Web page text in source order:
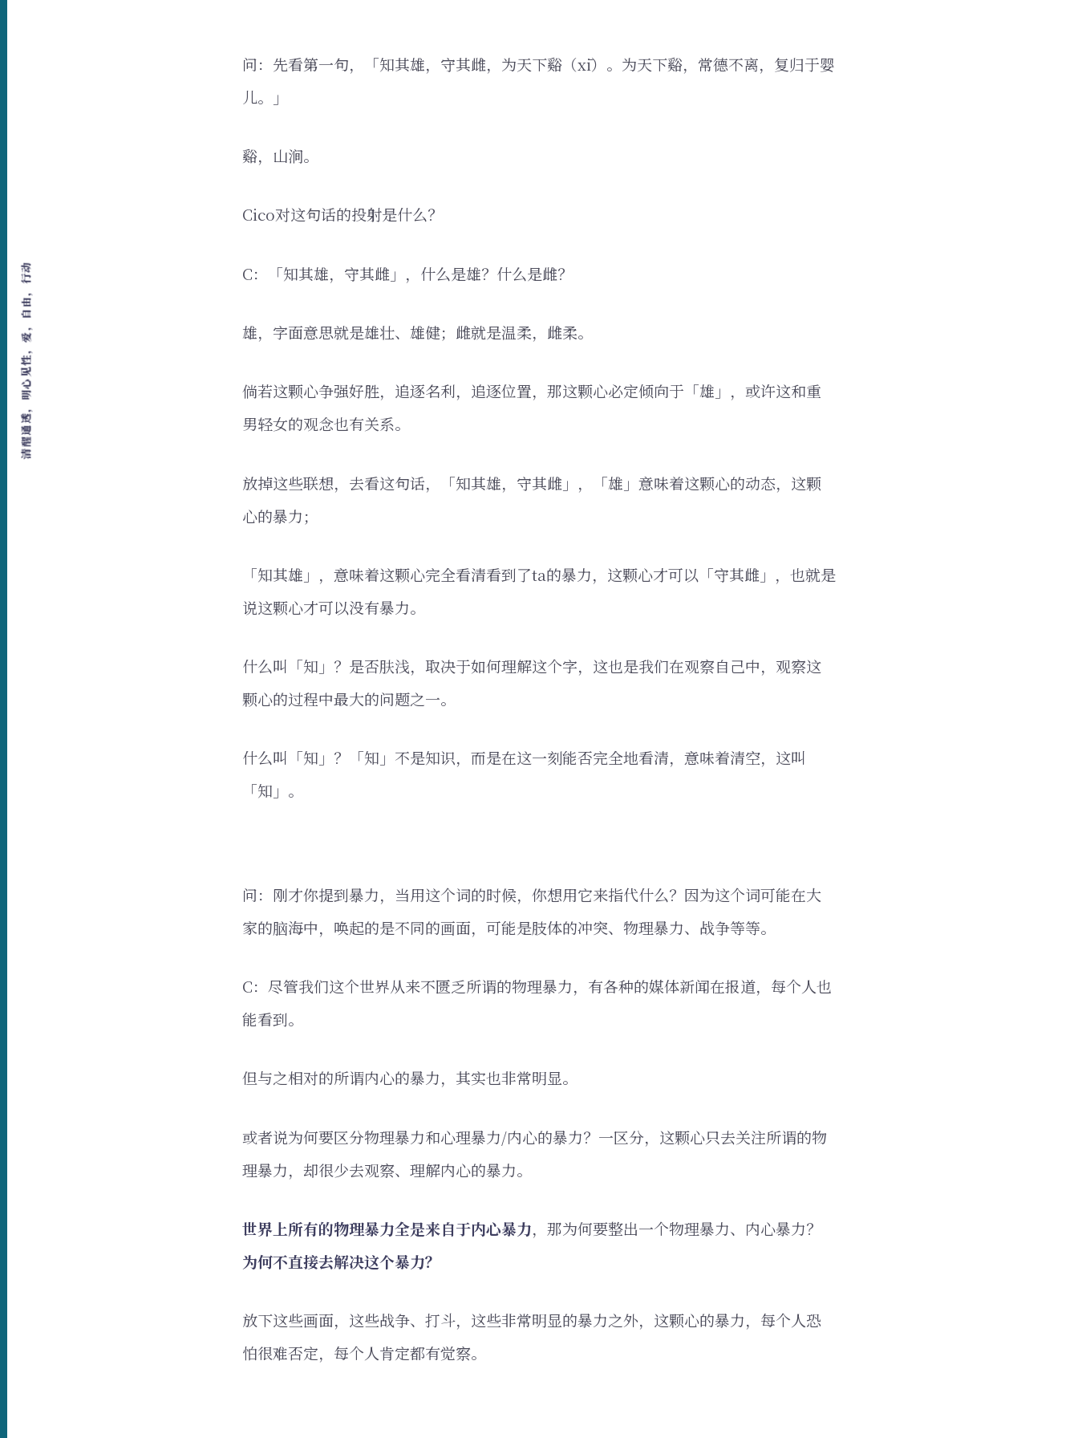
问：先看第一句，「知其雄，守其雌，为天下谿（xī）。为天下谿，常德不离，复归于婴
儿。」
谿，山涧。
Cico对这句话的投射是什么？
C：「知其雄，守其雌」，什么是雄？什么是雌？
雄，字面意思就是雄壮、雄健；雌就是温柔，雌柔。
倘若这颗心争强好胜，追逐名利，追逐位置，那这颗心必定倾向于「雄」，或许这和重
男轻女的观念也有关系。
放掉这些联想，去看这句话，「知其雄，守其雌」，「雄」意味着这颗心的动态，这颗
心的暴力；
「知其雄」，意味着这颗心完全看清看到了ta的暴力，这颗心才可以「守其雌」，也就是
说这颗心才可以没有暴力。
什么叫「知」？是否肤浅，取决于如何理解这个字，这也是我们在观察自己中，观察这
颗心的过程中最大的问题之一。
什么叫「知」？「知」不是知识，而是在这一刻能否完全地看清，意味着清空，这叫
「知」。
问：刚才你提到暴力，当用这个词的时候，你想用它来指代什么？因为这个词可能在大
家的脑海中，唤起的是不同的画面，可能是肢体的冲突、物理暴力、战争等等。
C：尽管我们这个世界从来不匮乏所谓的物理暴力，有各种的媒体新闻在报道，每个人也
能看到。
但与之相对的所谓内心的暴力，其实也非常明显。
或者说为何要区分物理暴力和心理暴力/内心的暴力？一区分，这颗心只去关注所谓的物
理暴力，却很少去观察、理解内心的暴力。
世界上所有的物理暴力全是来自于内心暴力，那为何要整出一个物理暴力、内心暴力？
为何不直接去解决这个暴力？
放下这些画面，这些战争、打斗，这些非常明显的暴力之外，这颗心的暴力，每个人恐
怕很难否定，每个人肯定都有觉察。
清醒通透，明心见性，爱，自由，行动